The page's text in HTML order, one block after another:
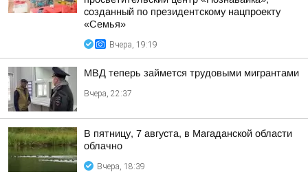
созданный по президентскому нацпроекту
«Семья»
Вчера, 19:19
МВД теперь займется трудовыми мигрантами
Вчера, 22:37
В пятницу, 7 августа, в Магаданской области
облачно
Вчера, 18:39